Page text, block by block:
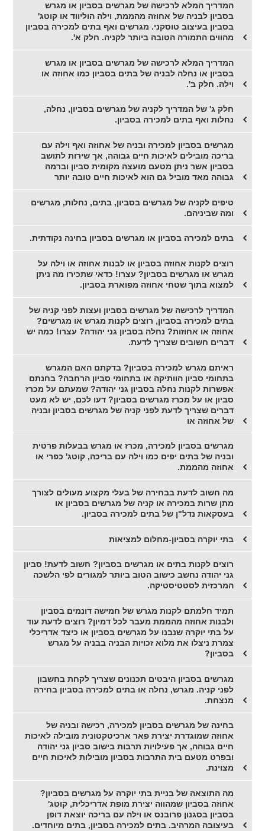
המדריך המלא לרכישה של מגרשים בסביון או מגרש
בסביון לבניה של אחוזה מהממת, וילה הוליווד או קוטג'
בסביון בעיצוב טוסקני. מגרשים ואף בתים למכירה בסביון
מהווים התמורה הטובה ביותר לקניה. חלק א'.
המדריך המלא לרכישה של מגרשים בסביון או מגרש
בסביון או נחלה לבניה של בתים בסביון כמו אחוזה או
וילה. חלק ב'.
חלק ג' של המדריך לקניה של מגרשים בסביון, נחלה,
נחלות ואף בתים למכירה בסביון.
מגרשים בסביון למכירה ובניה של אחוזה ואף וילה עם
בריכה מובילים לאיכות חיים גבוהה, אך שירות לתושב
בסביון אשר ניתן מטעם מועצה מקומית סביון וברמה
גבוהה מאד מוביל גם הוא לאיכות חיים טובה יותר
טיפים לקניה של מגרשים בסביון, בתים, נחלות, מגרשים
ומה שביניהם.
בתים למכירה בסביון או מגרשים בסביון בחינה נקודתית.
רוצים לקנות אחוזה בסביון או לבנות אחוזה או וילה על
מגרש או מגרשים בסביון? עצרו! כדאי שתכירו מה ניתן
למצוא בתוך שטחי אחוזה מפוארת בסביון.
המדריך לרכישה של מגרשים בסביון ועצות לפני קניה של
בתים למכירה בסביון, רוצים לקנות מגרש או מגרשים?
אחוזה או אחוזות? נחלה בסביון גני יהודה? עצרו! כמה יש
דברים חשובים שצריך לדעת.
ראיתם מגרש למכירה בסביון? בדקתם האם המגרש
בתחומי סביון הוותיקה או בתחומי סביון הרחבה? בחנתם
אפשרות לקנות נחלה בסביון גני יהודה? שמעתם על מכרז
סביון או על מכרז מגרשים בסביון? דעו לכם, יש לא מעט
דברים שצריך לדעת לפני קניה של מגרשים בסביון ובניה
של אחוזה או
מגרשים בסביון למכירה, מכרז או מגרש בבעלות פרטית
ובניה של בתים יפים כמו וילה עם בריכה, קוטג' כפרי או
אחוזה מהממת.
מה חשוב לדעת בבחירה של בעלי מקצוע מעולים לצורך
מתן שרות במכירה או קניה של מגרשים בסביון או
בעסקאות נדל"ן של בתים למכירה בסביון.
בתי יוקרה בסביון-מחלום למציאות
רוצים לקנות בתים או מגרשים בסביון? חשוב לדעת! סביון
גני יהודה נחשב כישוב הטוב ביותר למגורים לפי הלשכה
המרכזית לסטטיסטיקה.
תמיד חלמתם לקנות מגרש של חמישה דונמים בסביון
ולבנות אחוזה מהממת מעבר לכל דמיון? רוצים לדעת עוד
על בתי יוקרה שנבנו על מגרשים בסביון או כיצד אדריכלי
צמרת ניצלו את מלוא זכויות הבניה בבניה על מגרש
בסביון?
מגרשים בסביון היבטים תכנונים שצריך לקחת בחשבון
לפני קניה. מגרש, נחלה או בתים למכירה בסביון בחירה
מנצחת.
בחינה של מגרשים בסביון למכירה, רכישה ובניה של
אחוזה שמוגדרת יצירת פאר ארכיטקטונית מובילה לאיכות
חיים גבוהה, אך פעילויות תרבות בישוב סביון גני יהודה
ובפרט מטעם בית התרבות בסביון מובילות לאיכות חיים
מצוינת.
מה התוצאה של בניית בתי יוקרה על מגרשים בסביון?
אחוזה בסביון שמהווה יצירת מופת אדריכלית, קוטג'
בסביון בסגנון פרובנס או וילה עם בריכה יוצאת דופן
בעיצובה המרהיב. בתים למכירה בסביון, בתים מיוחדים.